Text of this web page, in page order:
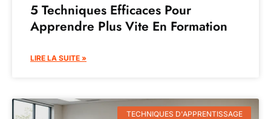
5 Techniques Efficaces Pour
Apprendre Plus Vite En Formation
LIRE LA SUITE »
TECHNIQUES D'APPRENTISSAGE